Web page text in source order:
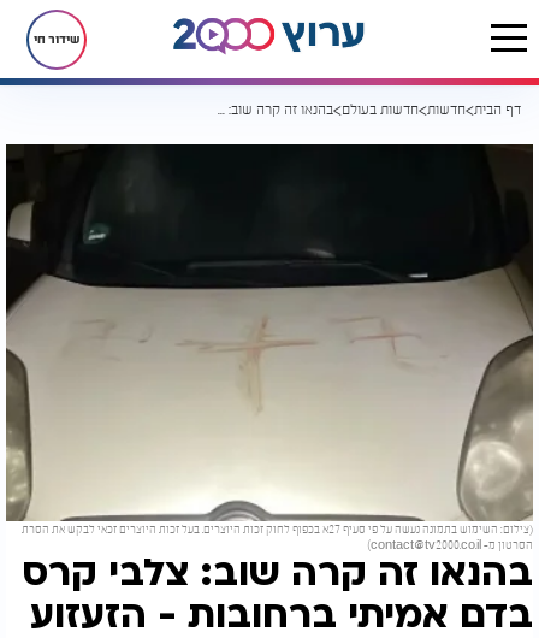
שידור חי
דף הבית חדשות חדשות בעולם בהנאו זה קרה שוב: צלבי קרס בדם אמיתי ברחובות - הזעזוע בגרמניה
(צילום: השימוש בתמונה נעשה על פי סעיף 27א בכפוף לחוק זכות היוצרים. בעל זכות היוצרים זכאי לבקש את הסרת
הסרטון מ-contact@tv2000.co.il
)
בהנאו זה קרה שוב: צלבי קרס
בדם אמיתי ברחובות - הזעזוע